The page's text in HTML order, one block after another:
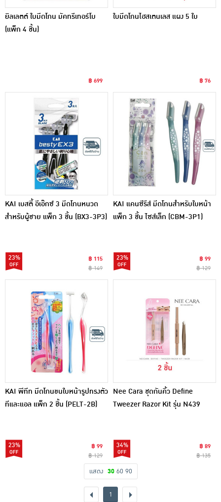
ยิลเลตต์ ใบมีดโกน มัคทรีเทอร์โบ
(แพ็ก 4 ชิ้น)
฿ 699
ใบมีดโกนไฮสเตนเลส แผง 5 ใบ
฿ 76
KAI เบสตี้ อีเอ๊กซ์ 3 มีดโกนหนวด
สำหรับผู้ชาย แพ็ก 3 ชิ้น (BX3-3P3)
23%
฿ 115
฿ 149
KAI แคนซีรีส์ มีดโกนสำหรับใบหน้า
แพ็ก 3 ชิ้น ไซส์เล็ก (CBM-3P1)
23%
฿ 99
฿ 129
KAI พีทีท มีดโกนขนใบหน้ารูปทรงตัว
ทีและแอล แพ็ก 2 ชิ้น (PELT-2B)
23%
฿ 99
฿ 129
Nee Cara ชุดกันคิ้ว Define
Tweezer Razor Kit รุ่น N439
34%
฿ 89
฿ 135
แสดง 30 60 90
1